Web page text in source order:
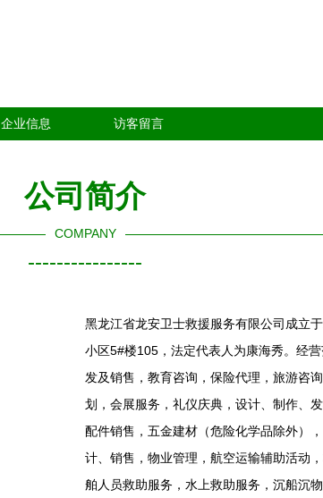
企业信息 访客留言
公司简介
COMPANY
----------------
黑龙江省龙安卫士救援服务有限公司成立
小区5#楼105，法定代表人为康海秀。经
发及销售，教育咨询，保险代理，旅游咨
划，会展服务，礼仪庆典，设计、制作、
配件销售，五金建材（危险化学品除外）
计、销售，物业管理，航空运输辅助活动
舶人员救助服务，水上救助服务，沉船沉